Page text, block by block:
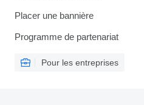
Placer une bannière
Programme de partenariat
Pour les entreprises